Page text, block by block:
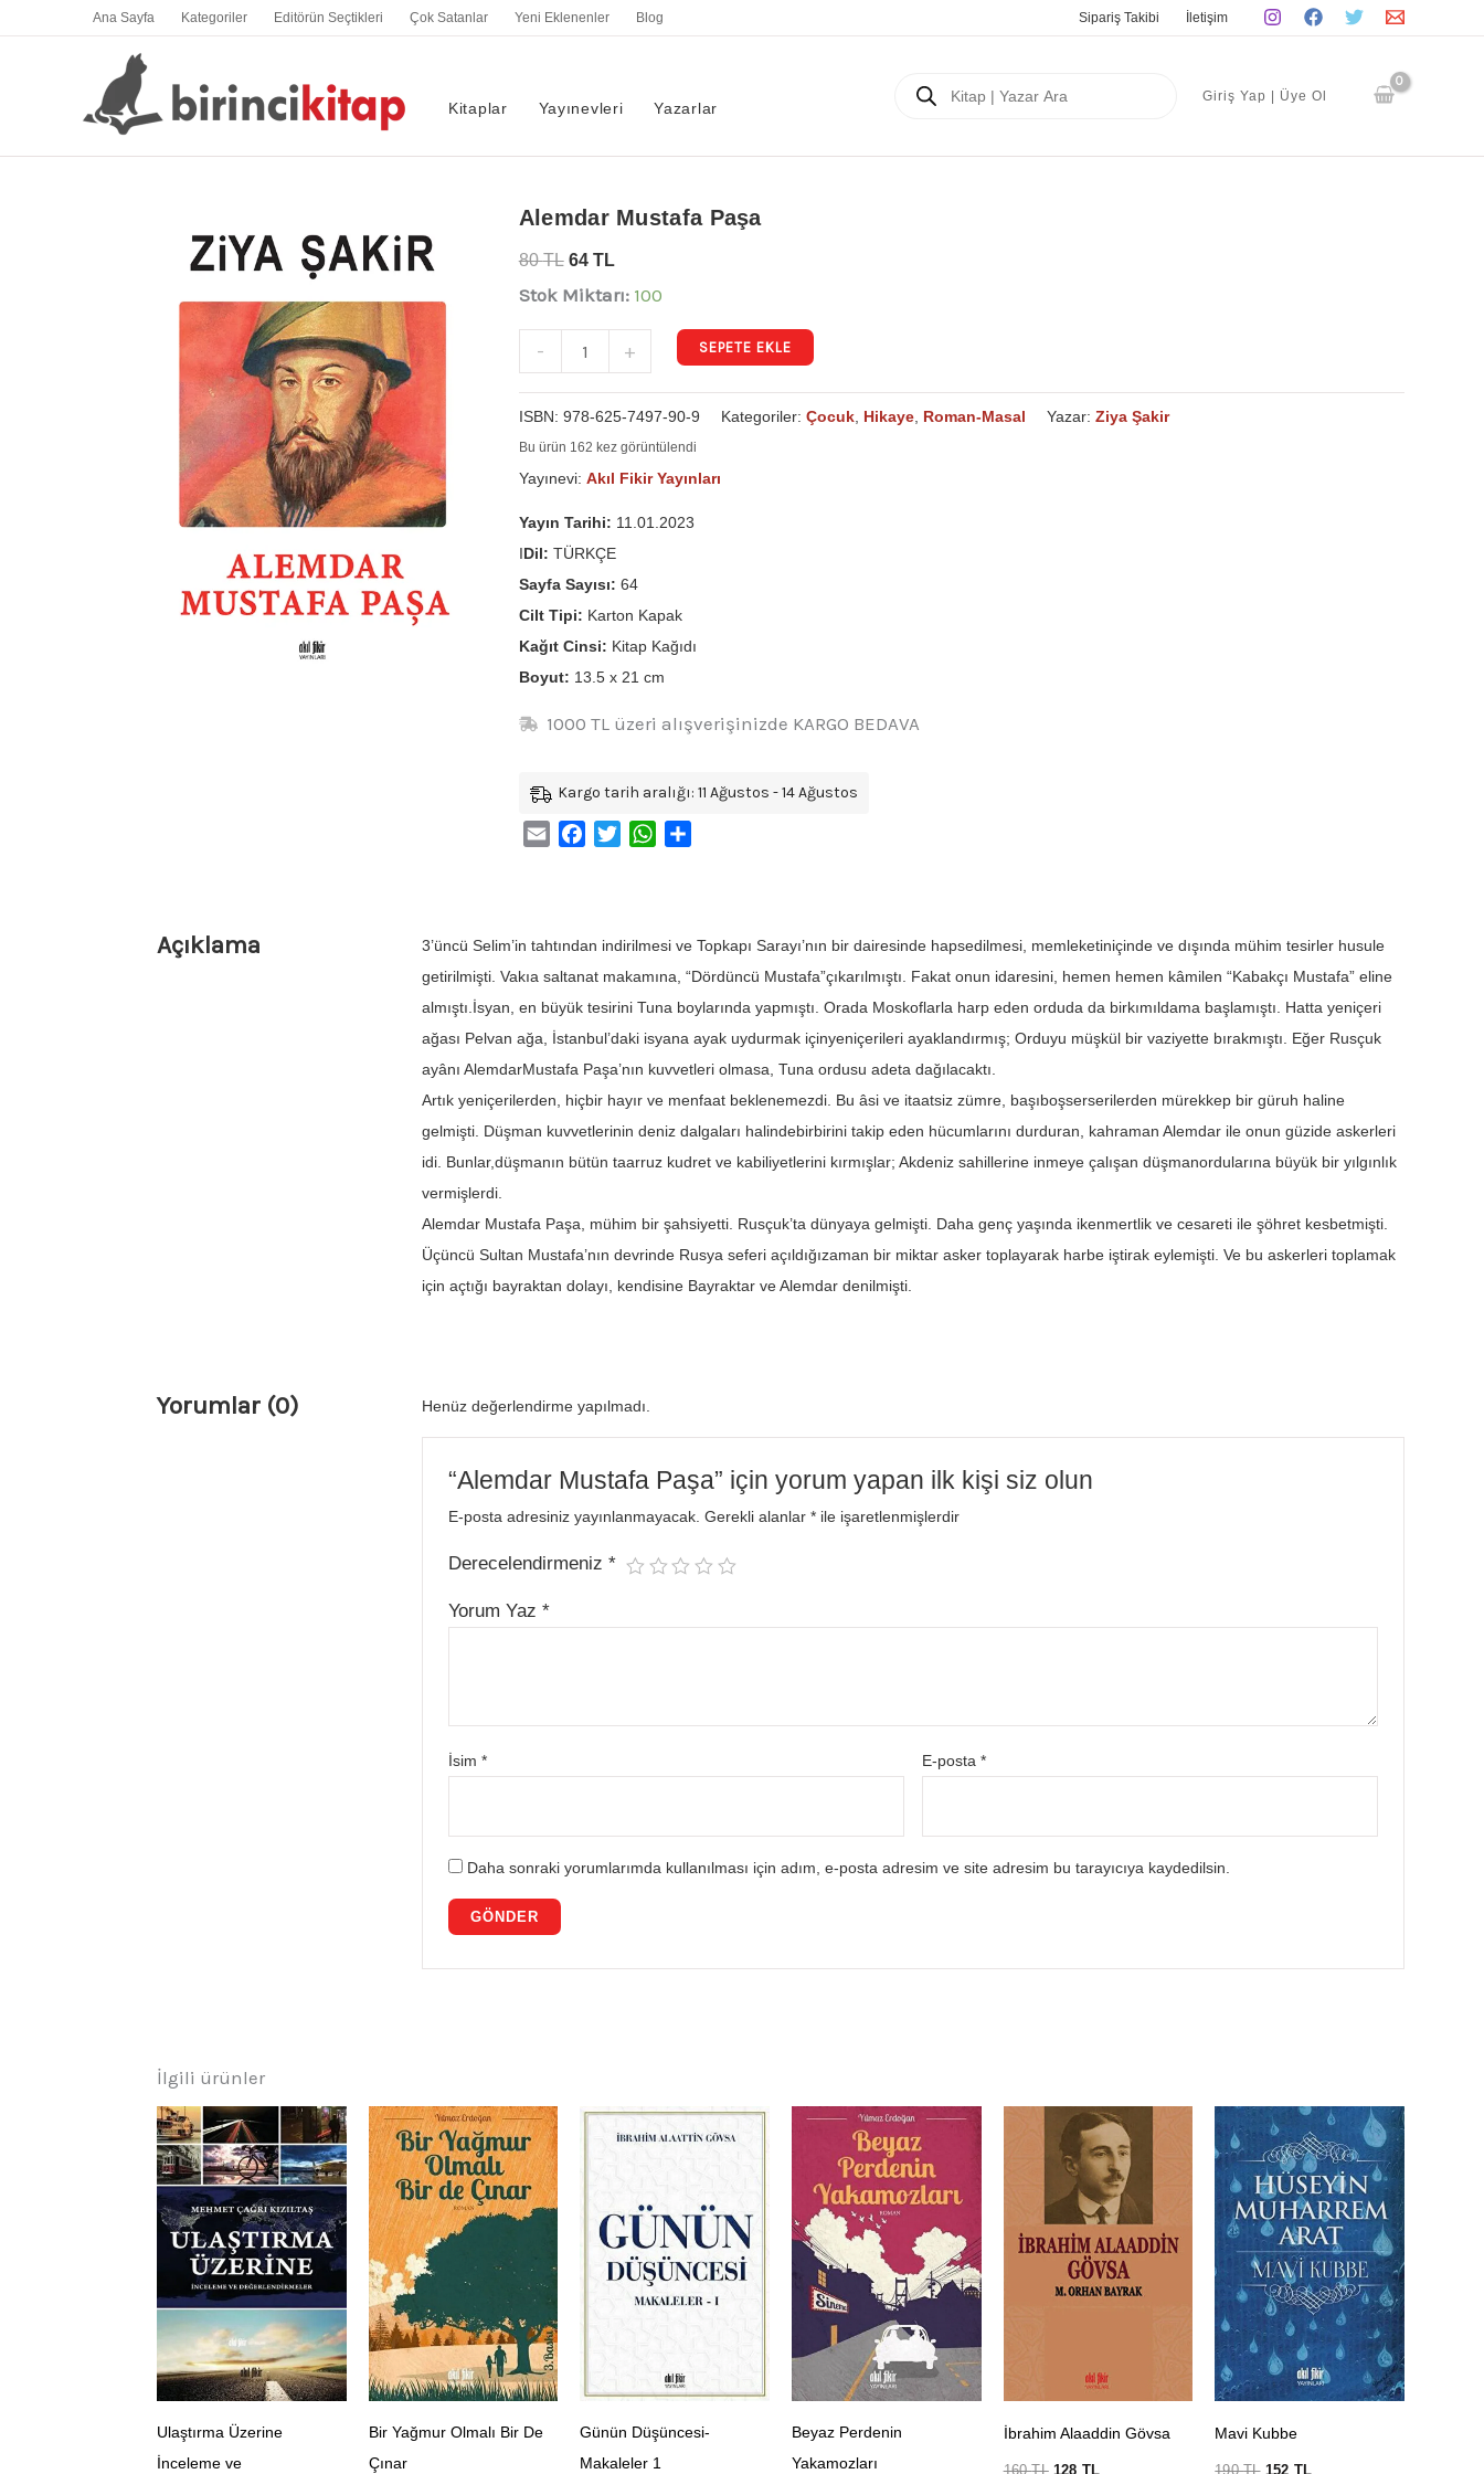
Ana Sayfa Kategoriler Editörün Seçtikleri Çok Satanlar Yeni Eklenenler Blog Sipariş Takibi İletişim
Kitaplar Yayınevleri Yazarlar
search
Giriş Yap | Üye Ol
Alemdar Mustafa Paşa
80TL 64 TL
Stok Miktarı: 100
-
Alemdar
adet
+ SEPETE EKLE
ISBN: 978-625-7497-90-9 Kategoriler: Çocuk, Hikaye, Roman-Masal Yazar: Ziya Şakir
Bu ürün 162 kez görüntülendi
Yayınevi: Akıl Fikir Yayınları
Yayın Tarihi: 11.01.2023
IDil: TÜRKÇE
Sayfa Sayısı: 64
Cilt Tipi: Karton Kapak
Kağıt Cinsi: Kitap Kağıdı
Boyut: 13.5 x 21 cm
1000 TL üzeri alışverişinizde KARGO BEDAVA
Kargo tarih aralığı: 11 Ağustos - 14 Ağustos
Email FacebookTwitterWhatsApp
Açıklama
3’üncü Selim’in tahtından indirilmesi ve Topkapı Sarayı’nın bir dairesinde hapsedilmesi, memleketiniçinde ve dışında mühim tesirler husule
getirilmişti. Vakıa saltanat makamına, “Dördüncü Mustafa”çıkarılmıştı. Fakat onun idaresini, hemen hemen kâmilen “Kabakçı Mustafa” eline
almıştı.İsyan, en büyük tesirini Tuna boylarında yapmıştı. Orada Moskoflarla harp eden orduda da birkımıldama başlamıştı. Hatta yeniçeri
ağası Pelvan ağa, İstanbul’daki isyana ayak uydurmak içinyeniçerileri ayaklandırmış; Orduyu müşkül bir vaziyette bırakmıştı. Eğer Rusçuk
ayânı AlemdarMustafa Paşa’nın kuvvetleri olmasa, Tuna ordusu adeta dağılacaktı.
Artık yeniçerilerden, hiçbir hayır ve menfaat beklenemezdi. Bu âsi ve itaatsiz zümre, başıboşserserilerden mürekkep bir güruh haline
gelmişti. Düşman kuvvetlerinin deniz dalgaları halindebirbirini takip eden hücumlarını durduran, kahraman Alemdar ile onun güzide askerleri
idi. Bunlar,düşmanın bütün taarruz kudret ve kabiliyetlerini kırmışlar; Akdeniz sahillerine inmeye çalışan düşmanordularına büyük bir yılgınlık
vermişlerdi.
Alemdar Mustafa Paşa, mühim bir şahsiyetti. Rusçuk’ta dünyaya gelmişti. Daha genç yaşında ikenmertlik ve cesareti ile şöhret kesbetmişti.
Üçüncü Sultan Mustafa’nın devrinde Rusya seferi açıldığızaman bir miktar asker toplayarak harbe iştirak eylemişti. Ve bu askerleri toplamak
için açtığı bayraktan dolayı, kendisine Bayraktar ve Alemdar denilmişti.
Yorumlar (0) Henüz değerlendirme yapılmadı.
“Alemdar Mustafa Paşa” için yorum yapan ilk kişi siz olun
E-posta adresiniz yayınlanmayacak. Gerekli alanlar* ile işaretlenmişlerdir
Derecelendirmeniz*
Yorum Yaz*
İsim* E-posta*
Daha sonraki yorumlarımda kullanılması için adım, e-posta adresim ve site adresim bu tarayıcıya kaydedilsin.
İlgili ürünler
Ulaştırma Üzerine
İnceleme ve
Bir Yağmur Olmalı Bir De
Çınar
Günün Düşüncesi-
Makaleler 1
Beyaz Perdenin
Yakamozları
İbrahim Alaaddin Gövsa
160TL 128 TL
Mavi Kubbe
190TL 152 TL